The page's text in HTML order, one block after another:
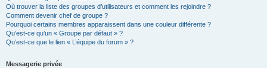
Où trouver la liste des groupes d’utilisateurs et comment les rejoindre ?
Comment devenir chef de groupe ?
Pourquoi certains membres apparaissent dans une couleur différente ?
Qu’est-ce qu’un « Groupe par défaut » ?
Qu’est-ce que le lien « L’équipe du forum » ?
Messagerie privée